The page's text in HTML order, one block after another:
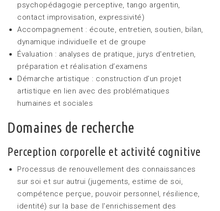
psychopédagogie perceptive, tango argentin,
contact improvisation, expressivité)
Accompagnement : écoute, entretien, soutien, bilan,
dynamique individuelle et de groupe
Évaluation : analyses de pratique, jurys d'entretien,
préparation et réalisation d’examens
Démarche artistique : construction d’un projet
artistique en lien avec des problématiques
humaines et sociales
Domaines de recherche
Perception corporelle et activité cognitive
Processus de renouvellement des connaissances
sur soi et sur autrui (jugements, estime de soi,
compétence perçue, pouvoir personnel, résilience,
identité) sur la base de l'enrichissement des